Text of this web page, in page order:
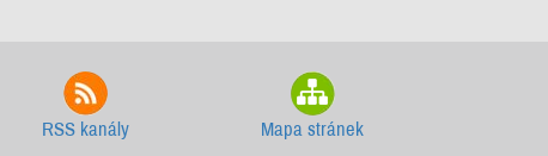
RSS kanály Mapa stránek